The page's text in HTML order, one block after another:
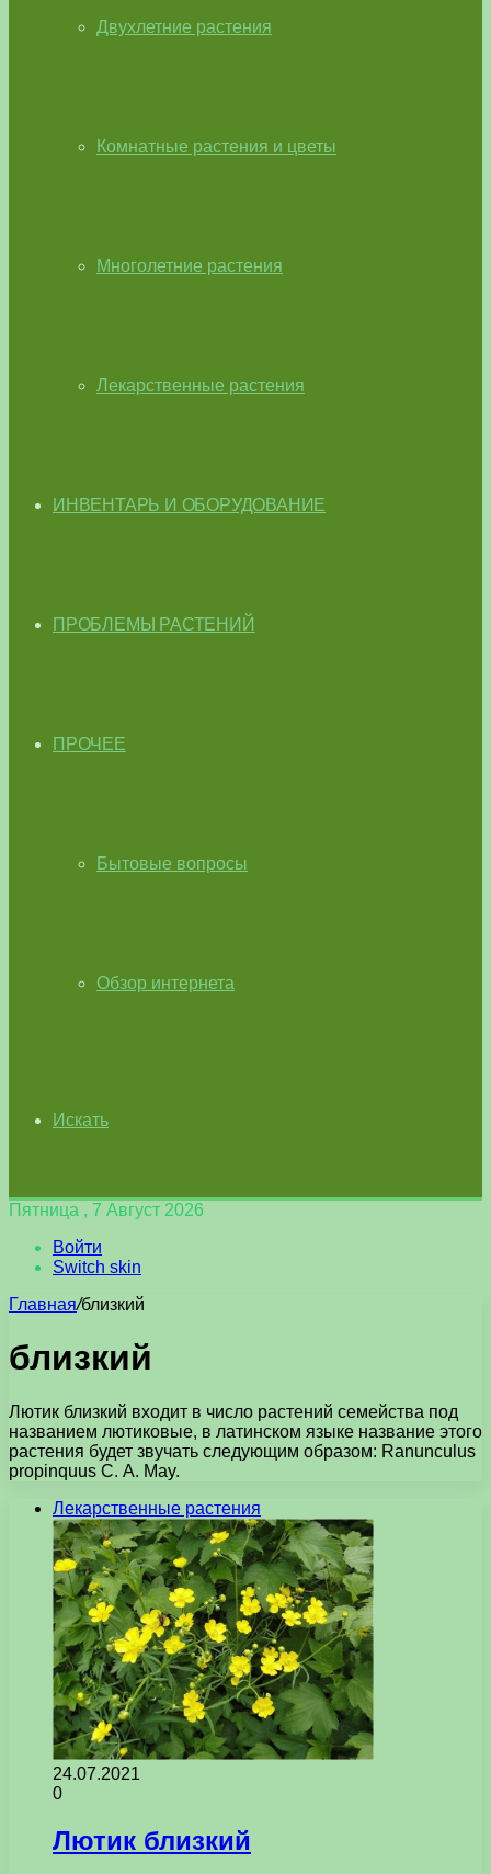
Двухлетние растения
Комнатные растения и цветы
Многолетние растения
Лекарственные растения
ИНВЕНТАРЬ И ОБОРУДОВАНИЕ
ПРОБЛЕМЫ РАСТЕНИЙ
ПРОЧЕЕ
Бытовые вопросы
Обзор интернета
Искать
Пятница , 7 Август 2026
Войти
Switch skin
Главная/близкий
близкий
Лютик близкий входит в число растений семейства под
названием лютиковые, в латинском языке название этого
растения будет звучать следующим образом: Ranunculus
propinquus С. A. May.
Лекарственные растения
24.07.2021
0
Лютик близкий